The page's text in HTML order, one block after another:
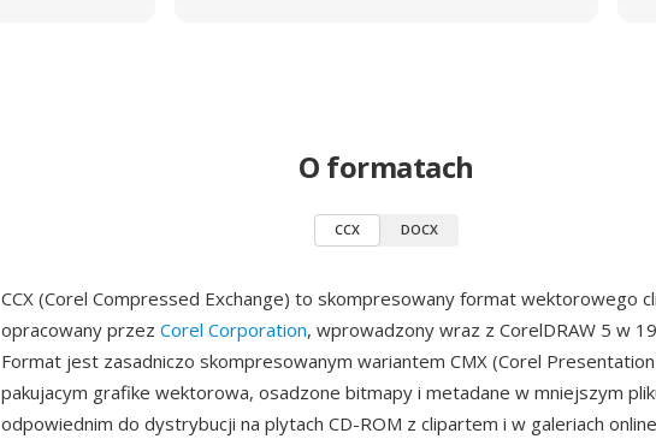
O formatach
CCX DOCX
CCX (Corel Compressed Exchange) to skompresowany format wektorowego
opracowany przez Corel Corporation, wprowadzony wraz z CorelDRAW 5 w
Format jest zasadniczo skompresowanym wariantem CMX (Corel Presentation
pakujacym grafike wektorowa, osadzone bitmapy i metadane w mniejszym
odpowiednim do dystrybucji na plytach CD-ROM z clipartem i w galeriach